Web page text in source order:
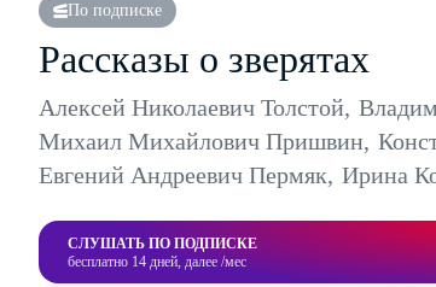
По подписке
Рассказы о зверятах
Алексей Николаевич Толстой,
Михаил Михайлович Пришвин,
Евгений Андреевич Пермяк, Ирина
СЛУШАТЬ ПО ПОДПИСКЕ
бесплатно 14 дней, далее /мес